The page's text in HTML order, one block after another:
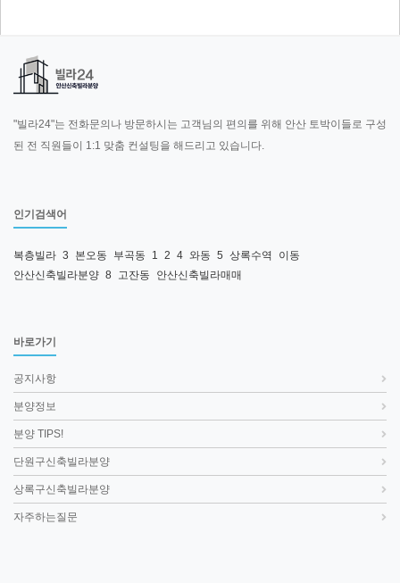
"빌라24"는 전화문의나 방문하시는 고객님의 편의를 위해 안산 토박이들로 구성
된 전 직원들이 1:1 맞춤 컨설팅을 해드리고 있습니다.
인기검색어
복층빌라 3 본오동 부곡동 1 2 4 와동 5 상록수역
이동
안산신축빌라분양 8 고잔동 안산신축빌라매매
바로가기
공지사항
분양정보
분양 TIPS!
단원구신축빌라분양
상록구신축빌라분양
자주하는질문